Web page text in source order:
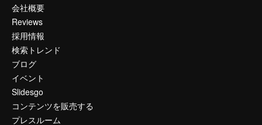
会社概要
Reviews
採用情報
検索トレンド
ブログ
イベント
Slidesgo
コンテンツを販売する
プレスルーム